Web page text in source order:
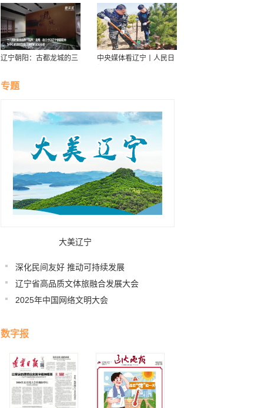
辽宁朝阳：古都龙城的三
中央媒体看辽宁丨人民日
专题
大美辽宁
深化民间友好 推动可持续发展
辽宁省高品质文体旅融合发展大会
2025年中国网络文明大会
数字报